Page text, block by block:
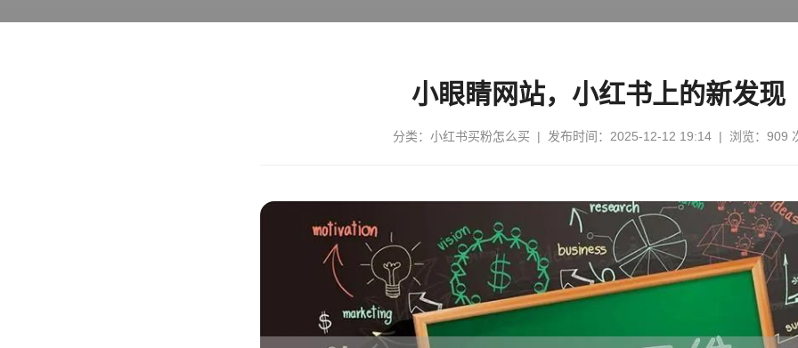
小眼睛网站，小红书上的新发现
分类： 小红书买粉怎么买 | 发布时间：2025-12-12 19:14 | 浏览：909